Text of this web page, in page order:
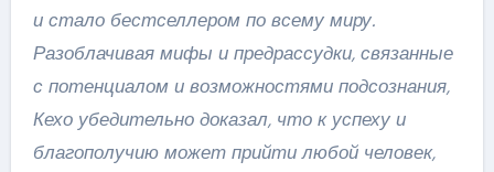
и стало бестселлером по всему миру.
Разоблачивая мифы и предрассудки, связанные
с потенциалом и возможностями подсознания,
Кехо убедительно доказал, что к успеху и
благополучию может прийти любой человек,